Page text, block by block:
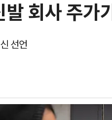
발 회사 주가
선언